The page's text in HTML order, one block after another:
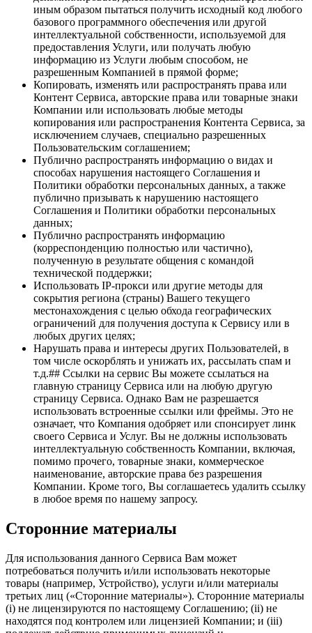
иным образом пытаться получить исходный код любого
базового программного обеспечения или другой
интеллектуальной собственности, используемой для
предоставления Услуги, или получать любую
информацию из Услуги любым способом, не
разрешенным Компанией в прямой форме;
Копировать, изменять или распространять права или
Контент Сервиса, авторские права или товарные знаки
Компании или использовать любые методы
копирования или распространения Контента Сервиса, за
исключением случаев, специально разрешенных
Пользовательским соглашением;
Публично распространять информацию о видах и
способах нарушения настоящего Соглашения и
Политики обработки персональных данных, а также
публично призывать к нарушению настоящего
Соглашения и Политики обработки персональных
данных;
Публично распространять информацию
(корреспонденцию полностью или частично),
полученную в результате общения с командой
технической поддержки;
Использовать IP-прокси или другие методы для
сокрытия региона (страны) Вашего текущего
местонахождения с целью обхода географических
ограничений для получения доступа к Сервису или в
любых других целях;
Нарушать права и интересы других Пользователей, в
том числе оскорблять и унижать их, рассылать спам и
т.д.## Ссылки на сервис Вы можете ссылаться на
главную страницу Сервиса или на любую другую
страницу Сервиса. Однако Вам не разрешается
использовать встроенные ссылки или фреймы. Это не
означает, что Компания одобряет или спонсирует линк
своего Сервиса и Услуг. Вы не должны использовать
интеллектуальную собственность Компании, включая,
помимо прочего, товарные знаки, коммерческое
наименование, авторские права без разрешения
Компании. Кроме того, Вы соглашаетесь удалить ссылку
в любое время по нашему запросу.
Сторонние материалы
Для использования данного Сервиса Вам может
потребоваться получить и/или использовать некоторые
товары (например, Устройство), услуги и/или материалы
третьих лиц («Сторонние материалы»). Сторонние материалы
(i) не лицензируются по настоящему Соглашению; (ii) не
находятся под контролем или лицензией Компании; и (iii)